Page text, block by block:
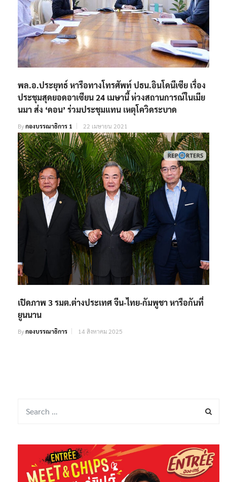
พล.อ.ประยุทธ์ หารือทางโทรศัพท์ ปธน.อินโดนีเซีย เรื่อง
ประชุมสุดยอดอาเซียน 24 เมษานี้ ห่วงสถานการณ์ในเมีย
นมา ส่ง ‘ดอน’ ร่วมประชุมแทน เหตุโควิดระบาด
Byกองบรรณาธิการ 1 22 เมษายน 2021
เปิดภาพ 3 รมต.ต่างประเทศ จีน-ไทย-กัมพูชา หารือกันที่
ยูนนาน
Byกองบรรณาธิการ 14 สิงหาคม 2025